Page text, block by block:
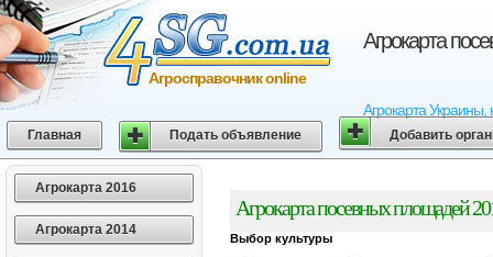
Агрокарта
Агрокарта
Агросправочник online
Главная Подать объявление Добавить
Агрокарта 2016
Агрокарта 2014
Агрокарта посевных площадей
Выбор культуры